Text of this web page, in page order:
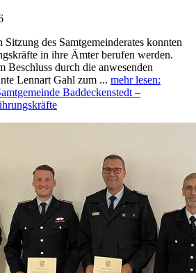
Sitzung des Samtgemeinderates konnten
in ihre Ämter berufen werden.
Beschluss durch die anwesenden
Lennart Gahl zum ... mehr lesen:
Baddeckenstedt –